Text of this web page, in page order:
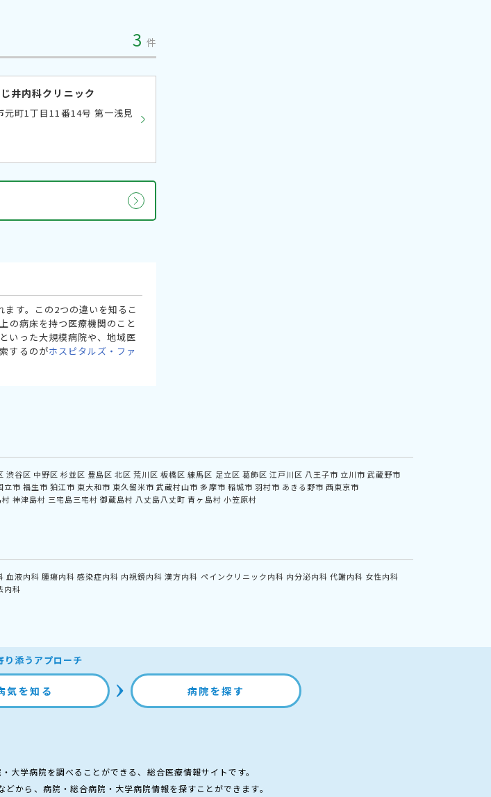
3 件
井内科クリニック
元町1丁目11番14号 第一浅見
す。この2つの違いを知るこ
の病床を持つ医療機関のこと
いった大規模病院や、地域医
するのがホスピタルズ・ファ
渋谷区 中野区 杉並区 豊島区 北区 荒川区 板橋区 練馬区 足立区 葛飾区 江戸川区 八王子市 立川市 武蔵野市
立市 福生市 狛江市 東大和市 東久留米市 武蔵村山市 多摩市 稲城市 羽村市 あきる野市 西東京市
神津島村 三宅島三宅村 御蔵島村 八丈島八丈町 青ヶ島村 小笠原村
血液内科 腫瘍内科 感染症内科 内視鏡内科 漢方内科 ペインクリニック内科 内分泌内科 代謝内科 女性内科
内科
り添うアプローチ
気を知る 病院を探す
大学病院を調べることができる、総合医療情報サイトです。
から、病院・総合病院・大学病院情報を探すことができます。